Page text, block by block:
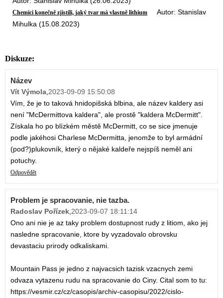
Chemici konečně zjistili, jaký tvar má vlastně lithium Autor: Stanislav
Mihulka (15.08.2023)
Diskuze:
Název
Vít Výmola 2023-09-09 15:50:08
Vím, že je to taková hnidopišská blbina, ale název kaldery asi
není "McDermittova kaldera", ale prostě "kaldera McDermitt".
Získala ho po blízkém městě McDermitt, co se sice jmenuje
podle jakéhosi Charlese McDermitta, jenomže to byl armádní
(pod?)plukovník, který o nějaké kaldeře nejspíš neměl ani
potuchy.
Odpovědět
Problem je spracovanie, nie tazba.
Radoslav Pořízek 2023-09-07 18:11:14
Ono ani nie je az taky problem dostupnost rudy z litiom, ako jej
nasledne spracovanie, ktore by vyzadovalo obrovsku
devastaciu prirody odkaliskami.
Mountain Pass je jedno z najvacsich tazisk vzacnych zemi
odvaza vytazenu rudu na spracovanie do Ciny. Cital som to tu:
https://vesmir.cz/cz/casopis/archiv-casopisu/2022/cislo-